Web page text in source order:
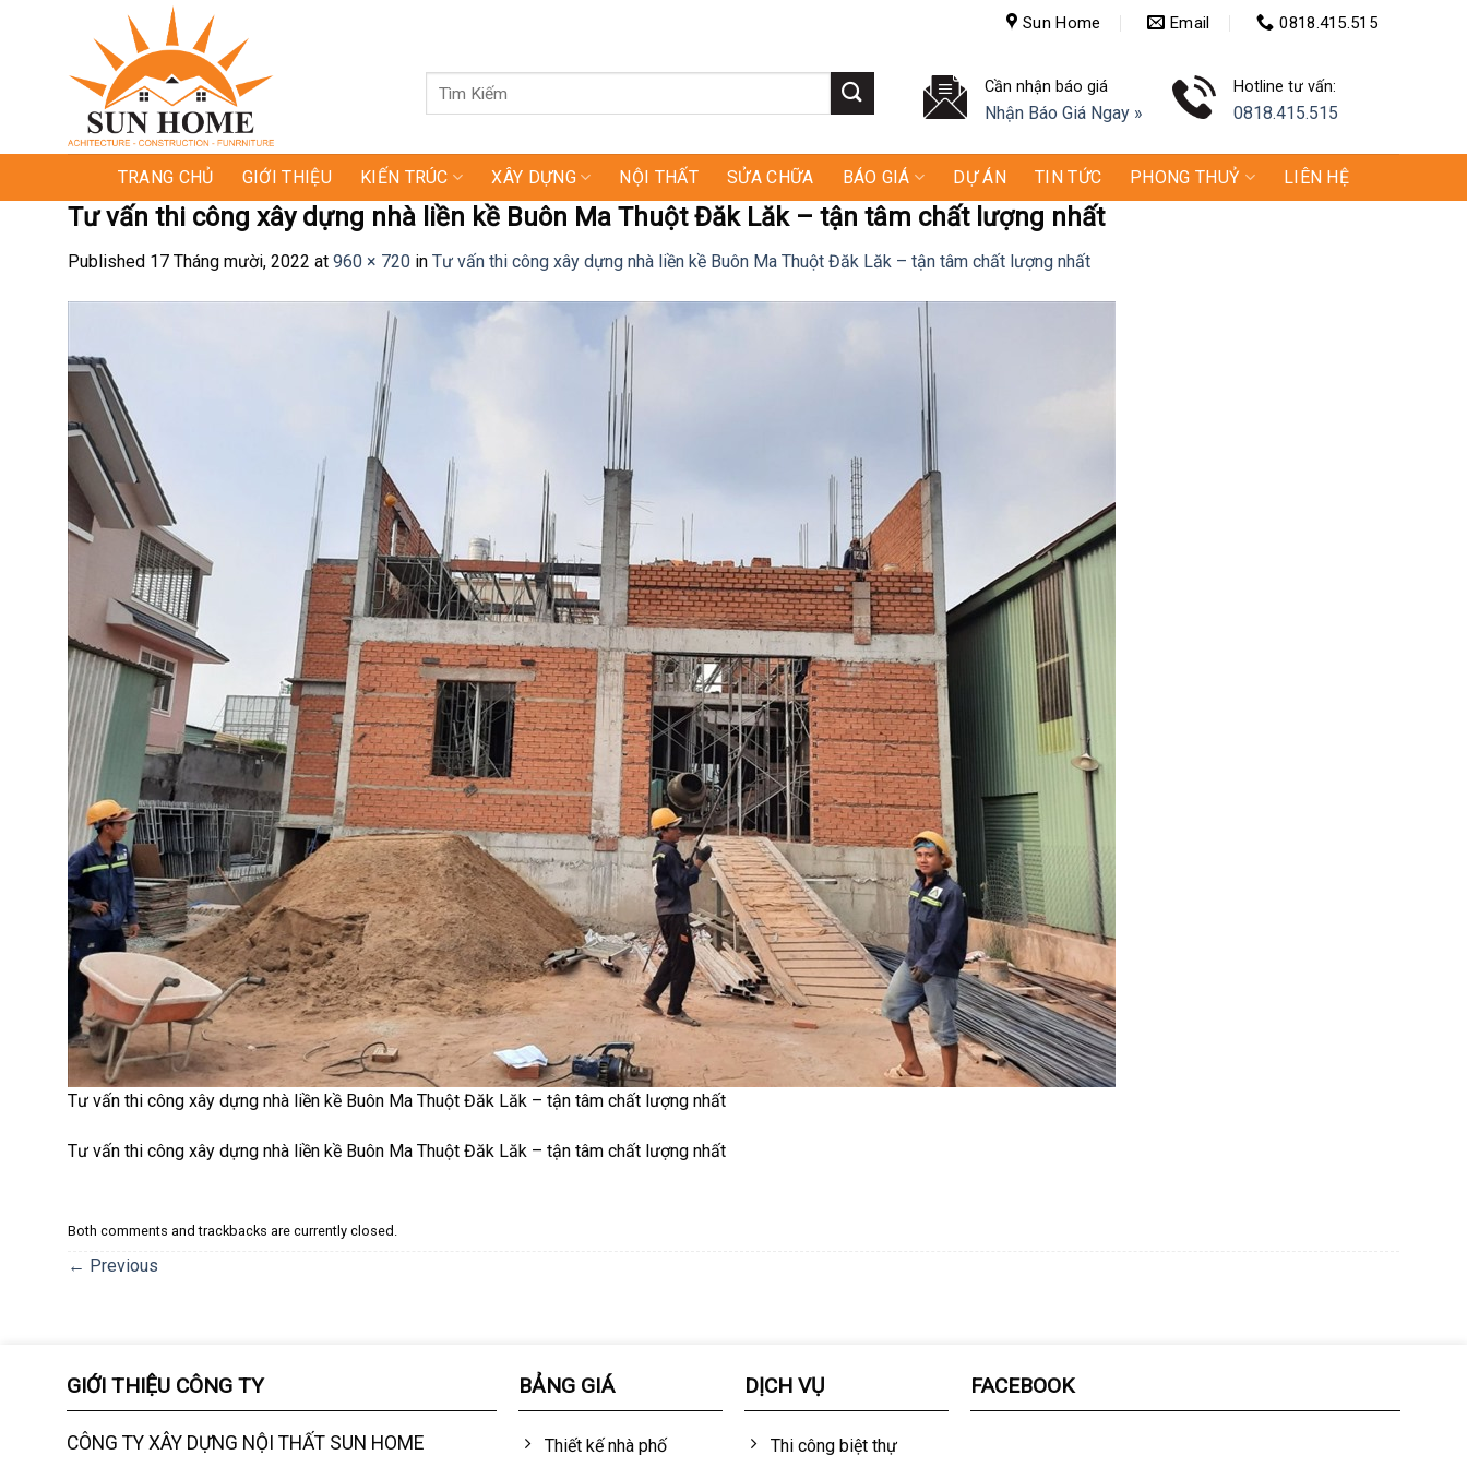
Sun Home Email 0818.415.515
Tìm
Cần nhận báo giá
Nhận Báo Giá Ngay »
Hotline tư vấn:
0818.415.515
TRANG CHỦ GIỚI THIỆU KIẾN TRÚC XÂY DỰNG NỘI THẤT SỬA CHỮA BÁO GIÁ DỰ ÁN TIN TỨC PHONG THUỶ LIÊN HỆ
Tư vấn thi công xây dựng nhà liền kề Buôn Ma Thuột Đăk Lăk – tận tâm chất lượng nhất
Published 17 Tháng mười, 2022 at 960 × 720 in Tư vấn thi công xây dựng nhà liền kề Buôn Ma Thuột Đăk Lăk – tận tâm chất lượng nhất
Tư vấn thi công xây dựng nhà liền kề Buôn Ma Thuột Đăk Lăk – tận tâm chất lượng nhất
Tư vấn thi công xây dựng nhà liền kề Buôn Ma Thuột Đăk Lăk – tận tâm chất lượng nhất
Both comments and trackbacks are currently closed.
← Previous
GIỚI THIỆU CÔNG TY
CÔNG TY XÂY DỰNG NỘI THẤT SUN HOME
BẢNG GIÁ
Thiết kế nhà phố
DỊCH VỤ
Thi công biệt thự
FACEBOOK